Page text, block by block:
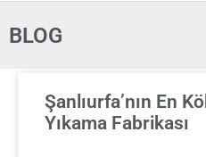
BLOG
Şanlıurfa’nın En
Yıkama Fabrikası